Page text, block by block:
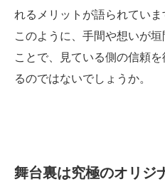
れるメリットが語られていま
このように、手間や想いが
ことで、見ている側の信頼
るのではないでしょうか。
舞台裏は究極のオリジ